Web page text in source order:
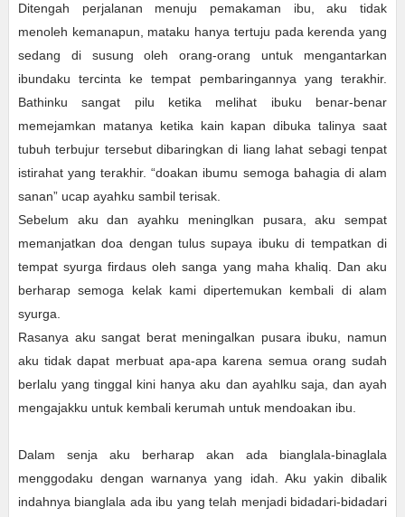
Ditengah perjalanan menuju pemakaman ibu, aku tidak
menoleh kemanapun, mataku hanya tertuju pada kerenda yang
sedang di susung oleh orang-orang untuk mengantarkan
ibundaku tercinta ke tempat pembaringannya yang terakhir.
Bathinku sangat pilu ketika melihat ibuku benar-benar
memejamkan matanya ketika kain kapan dibuka talinya saat
tubuh terbujur tersebut dibaringkan di liang lahat sebagi tenpat
istirahat yang terakhir. “doakan ibumu semoga bahagia di alam
sanan” ucap ayahku sambil terisak.
Sebelum aku dan ayahku meninglkan pusara, aku sempat
memanjatkan doa dengan tulus supaya ibuku di tempatkan di
tempat syurga firdaus oleh sanga yang maha khaliq. Dan aku
berharap semoga kelak kami dipertemukan kembali di alam
syurga.
Rasanya aku sangat berat meningalkan pusara ibuku, namun
aku tidak dapat merbuat apa-apa karena semua orang sudah
berlalu yang tinggal kini hanya aku dan ayahlku saja, dan ayah
mengajakku untuk kembali kerumah untuk mendoakan ibu.
Dalam senja aku berharap akan ada bianglala-binaglala
menggodaku dengan warnanya yang idah. Aku yakin dibalik
indahnya bianglala ada ibu yang telah menjadi bidadari-bidadari